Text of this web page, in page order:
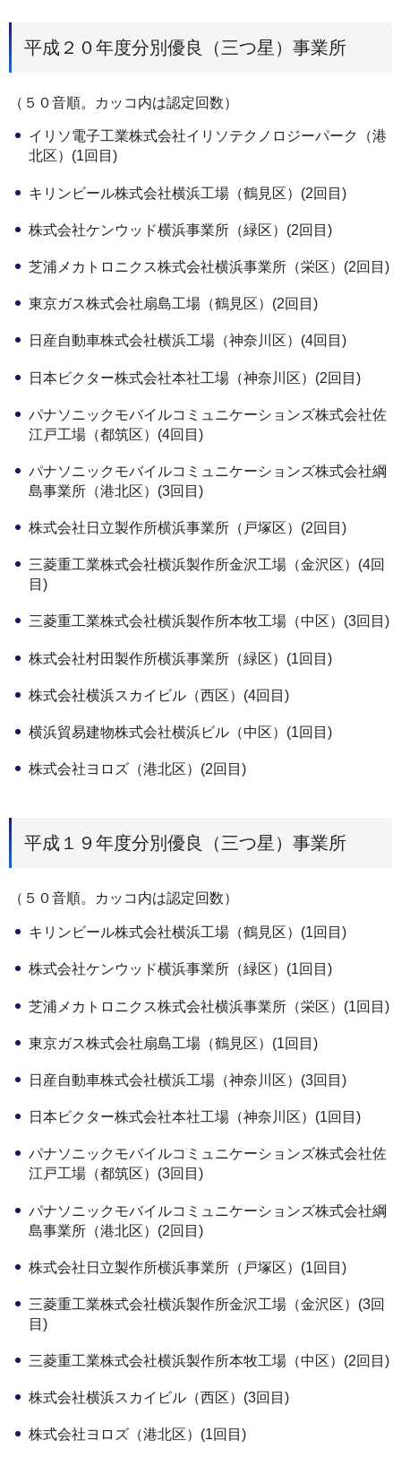
平成２０年度分別優良（三つ星）事業所
（５０音順。カッコ内は認定回数）
イリソ電子工業株式会社イリソテクノロジーパーク（港
北区）(1回目)
キリンビール株式会社横浜工場（鶴見区）(2回目)
株式会社ケンウッド横浜事業所（緑区）(2回目)
芝浦メカトロニクス株式会社横浜事業所（栄区）(2回目)
東京ガス株式会社扇島工場（鶴見区）(2回目)
日産自動車株式会社横浜工場（神奈川区）(4回目)
日本ビクター株式会社本社工場（神奈川区）(2回目)
パナソニックモバイルコミュニケーションズ株式会社佐
江戸工場（都筑区）(4回目)
パナソニックモバイルコミュニケーションズ株式会社綱
島事業所（港北区）(3回目)
株式会社日立製作所横浜事業所（戸塚区）(2回目)
三菱重工業株式会社横浜製作所金沢工場（金沢区）(4回
目)
三菱重工業株式会社横浜製作所本牧工場（中区）(3回目)
株式会社村田製作所横浜事業所（緑区）(1回目)
株式会社横浜スカイビル（西区）(4回目)
横浜貿易建物株式会社横浜ビル（中区）(1回目)
株式会社ヨロズ（港北区）(2回目)
平成１９年度分別優良（三つ星）事業所
（５０音順。カッコ内は認定回数）
キリンビール株式会社横浜工場（鶴見区）(1回目)
株式会社ケンウッド横浜事業所（緑区）(1回目)
芝浦メカトロニクス株式会社横浜事業所（栄区）(1回目)
東京ガス株式会社扇島工場（鶴見区）(1回目)
日産自動車株式会社横浜工場（神奈川区）(3回目)
日本ビクター株式会社本社工場（神奈川区）(1回目)
パナソニックモバイルコミュニケーションズ株式会社佐
江戸工場（都筑区）(3回目)
パナソニックモバイルコミュニケーションズ株式会社綱
島事業所（港北区）(2回目)
株式会社日立製作所横浜事業所（戸塚区）(1回目)
三菱重工業株式会社横浜製作所金沢工場（金沢区）(3回
目)
三菱重工業株式会社横浜製作所本牧工場（中区）(2回目)
株式会社横浜スカイビル（西区）(3回目)
株式会社ヨロズ（港北区）(1回目)